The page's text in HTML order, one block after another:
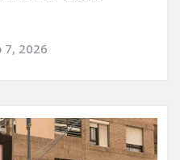
7, 2026